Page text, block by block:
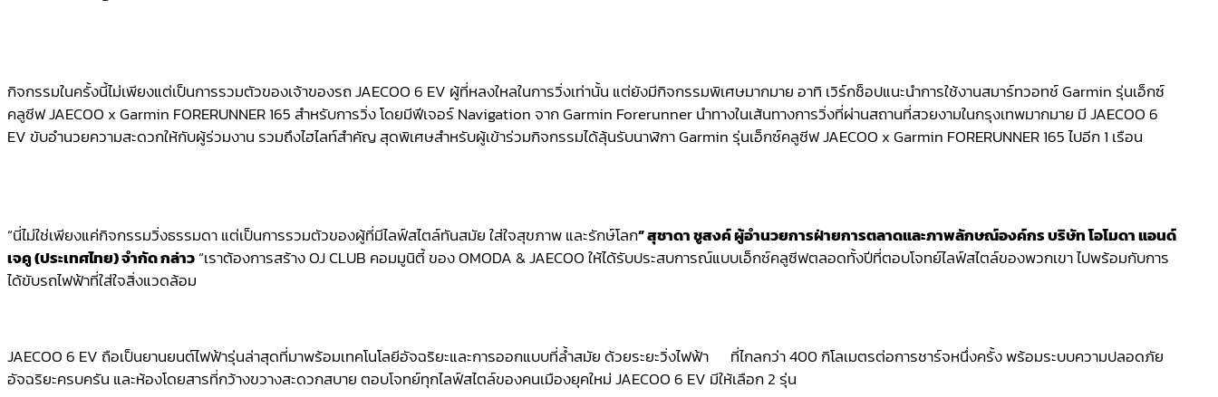
กิจกรรมในครั้งนี้ไม่เพียงแต่เป็นการรวมตัวของเจ้าของรถ JAECOO 6 EV ผู้ที่หลงใหลในการวิ่งเท่านั้น แต่ยังมีกิจกรรมพิเศษมากมาย อาทิ เวิร์กช็อปแนะนำการใช้งานสมาร์ทวอทช์ Garmin รุ่นเอ็กซ์
คลูซีฟ JAECOO x Garmin FORERUNNER 165 สำหรับการวิ่ง โดยมีฟีเจอร์ Navigation จาก Garmin Forerunner นำทางในเส้นทางการวิ่งที่ผ่านสถานที่สวยงามในกรุงเทพมากมาย มี JAECOO 6
EV ขับอำนวยความสะดวกให้กับผู้ร่วมงาน รวมถึงไฮไลท์สำคัญ สุดพิเศษสำหรับผู้เข้าร่วมกิจกรรมได้ลุ้นรับนาฬิกา Garmin รุ่นเอ็กซ์คลูซีฟ JAECOO x Garmin FORERUNNER 165 ไปอีก 1 เรือน
“นี่ไม่ใช่เพียงแค่กิจกรรมวิ่งธรรมดา แต่เป็นการรวมตัวของผู้ที่มีไลฟ์สไตล์ทันสมัย ใส่ใจสุขภาพ และรักษ์โลก” สุชาดา ชูสงค์ ผู้อำนวยการฝ่ายการตลาดและภาพลักษณ์องค์กร บริษัท โอโมดา แอนด์
เจคู (ประเทศไทย) จำกัด กล่าว“เราต้องการสร้าง OJ CLUB คอมมูนิตี้ ของ OMODA & JAECOO ให้ได้รับประสบการณ์แบบเอ็กซ์คลูซีฟตลอดทั้งปีที่ตอบโจทย์ไลฟ์สไตล์ของพวกเขา ไปพร้อมกับการ
ได้ขับรถไฟฟ้าที่ใส่ใจสิ่งแวดล้อม
JAECOO 6 EV ถือเป็นยานยนต์ไฟฟ้ารุ่นล่าสุดที่มาพร้อมเทคโนโลยีอัจฉริยะและการออกแบบที่ล้ำสมัย ด้วยระยะวิ่งไฟฟ้า ที่ไกลกว่า 400 กิโลเมตรต่อการชาร์จหนึ่งครั้ง พร้อมระบบความปลอดภัย
อัจฉริยะครบครัน และห้องโดยสารที่กว้างขวางสะดวกสบาย ตอบโจทย์ทุกไลฟ์สไตล์ของคนเมืองยุคใหม่ JAECOO 6 EV มีให้เลือก 2 รุ่น